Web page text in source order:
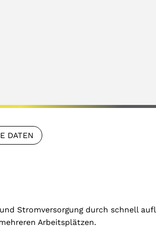
DATEN
Stromversorgung durch schnell
Arbeitsplätzen.